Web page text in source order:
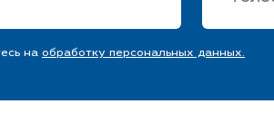
на обработку персональных данных.